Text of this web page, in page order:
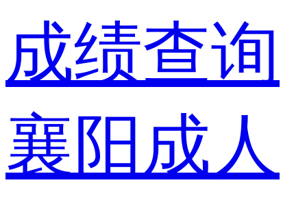
成绩查询
襄阳成人